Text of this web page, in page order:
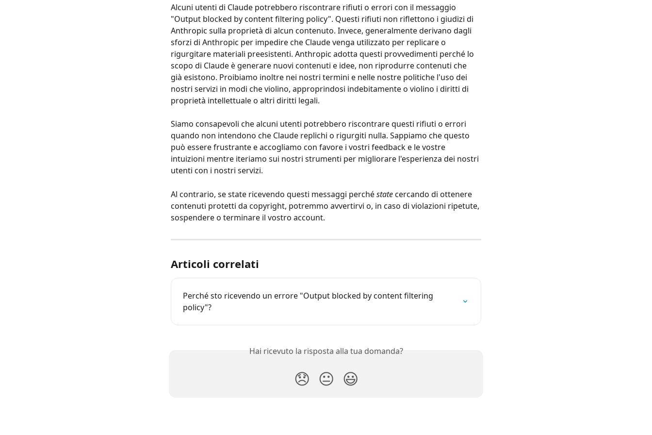
Alcuni utenti di Claude potrebbero riscontrare rifiuti o errori con il messaggio
"Output blocked by content filtering policy". Questi rifiuti non riflettono i giudizi di
Anthropic sulla proprietà di alcun contenuto. Invece, generalmente derivano dagli
sforzi di Anthropic per impedire che Claude venga utilizzato per replicare o
rigurgitare materiali preesistenti. Anthropic adotta questi provvedimenti perché lo
scopo di Claude è generare nuovi contenuti e idee, non riprodurre contenuti che
già esistono. Proibiamo inoltre nei nostri termini e nelle nostre politiche l'uso dei
nostri servizi in modi che violino, approprindosi indebitamente o violino i diritti di
proprietà intellettuale o altri diritti legali.
Siamo consapevoli che alcuni utenti potrebbero riscontrare questi rifiuti o errori
quando non intendono che Claude replichi o rigurgiti nulla. Sappiamo che questo
può essere frustrante e accogliamo con favore i vostri feedback e le vostre
intuizioni mentre iteriamo sui nostri strumenti per migliorare l'esperienza dei nostri
utenti con i nostri servizi.
Al contrario, se state ricevendo questi messaggi perché state cercando di ottenere
contenuti protetti da copyright, potremmo avvertirvi o, in caso di violazioni ripetute,
sospendere o terminare il vostro account.
Articoli correlati
Perché sto ricevendo un errore "Output blocked by content filtering
policy"?
Hai ricevuto la risposta alla tua domanda?
😞 😐 😃